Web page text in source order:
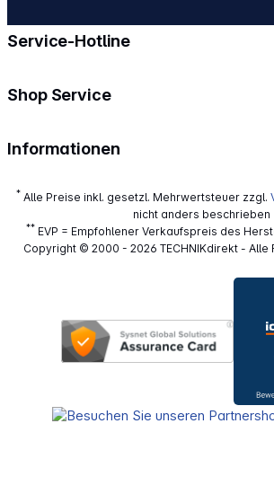
Service-Hotline
Shop Service
Informationen
* Alle Preise inkl. gesetzl. Mehrwertsteuer zzgl.
nicht anders beschrieben
**EVP = Empfohlener Verkaufspreis des
Copyright © 2000 - 2026 TECHNIKdirekt - Alle